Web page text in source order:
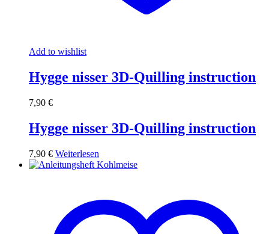
Add to wishlist
Hygge nisser 3D-Quilling instruction
7,90 €
Hygge nisser 3D-Quilling instruction
7,90 € Weiterlesen